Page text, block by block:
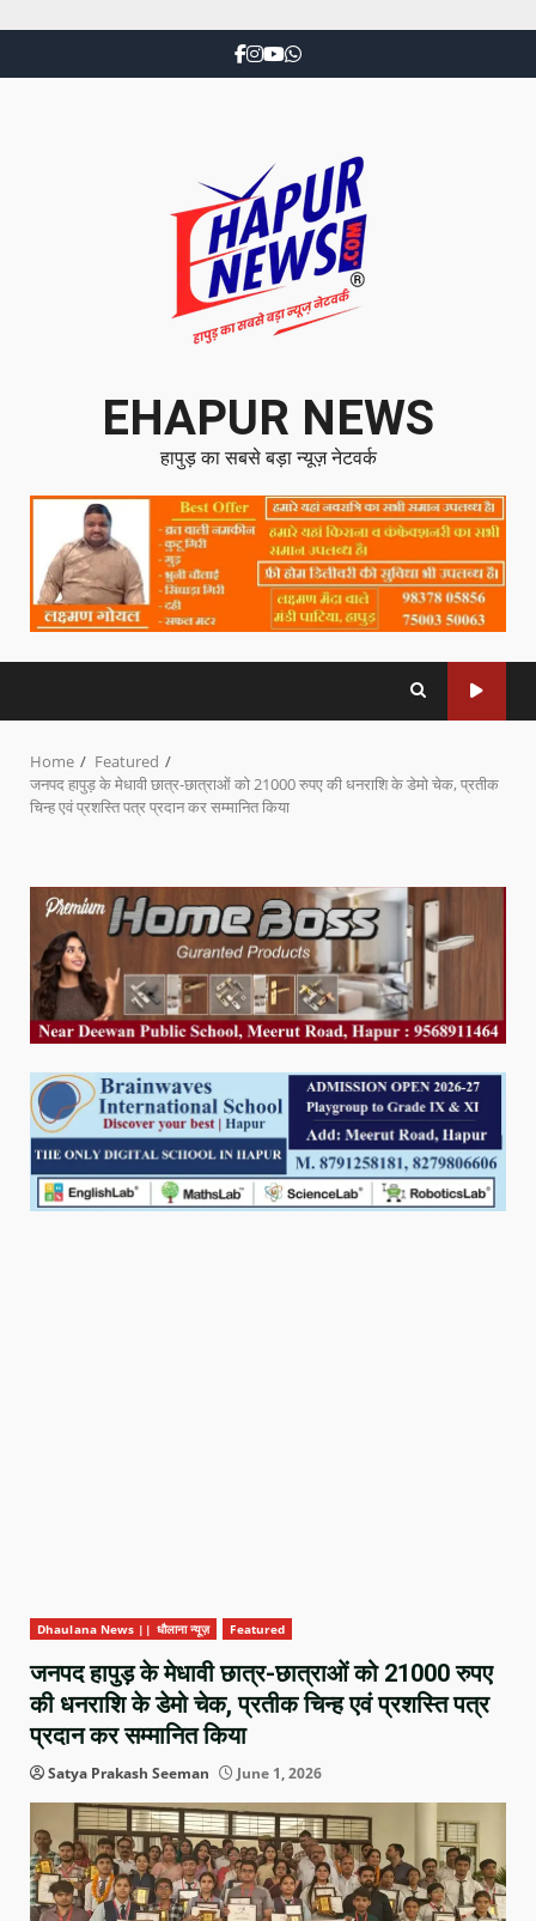
EHAPUR NEWS
हापुड़ का सबसे बड़ा न्यूज़ नेटवर्क
Home
Featured
जनपद हापुड़ के मेधावी छात्र-छात्राओं को 21000 रुपए की धनराशि के डेमो चेक, प्रतीक
चिन्ह एवं प्रशस्ति पत्र प्रदान कर सम्मानित किया
Dhaulana News || धौलाना न्यूज़ Featured
जनपद हापुड़ के मेधावी छात्र-छात्राओं को 21000 रुपए
की धनराशि के डेमो चेक, प्रतीक चिन्ह एवं प्रशस्ति पत्र
प्रदान कर सम्मानित किया
Satya Prakash Seeman June 1, 2026